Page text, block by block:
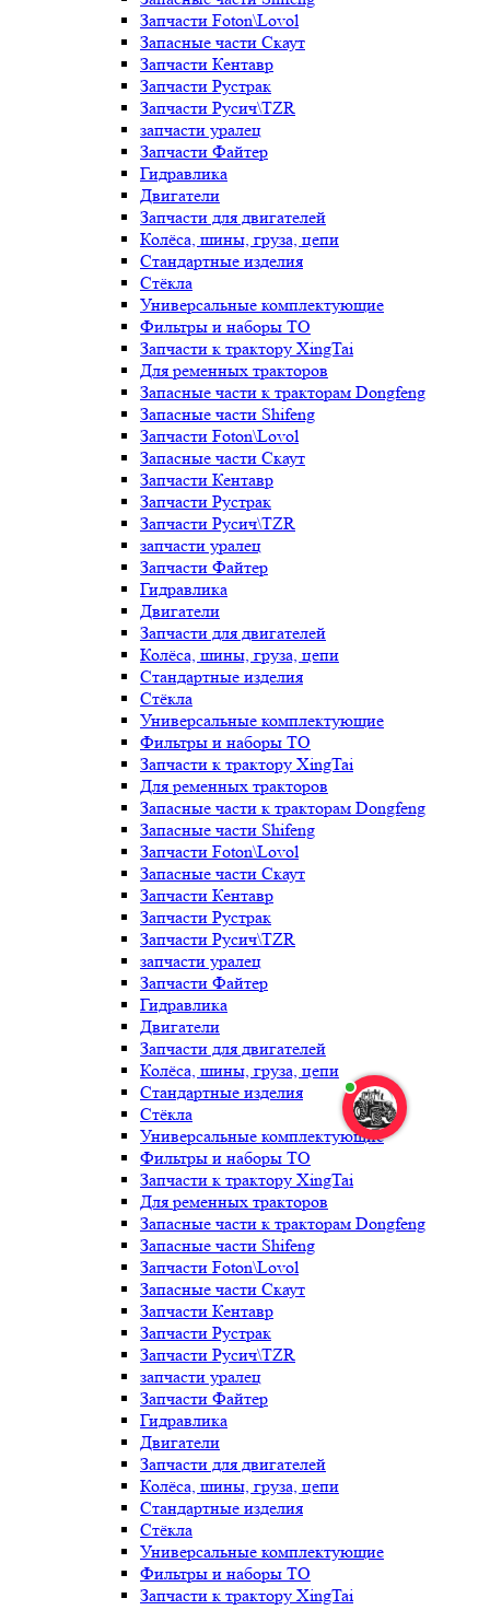
Запчасти Foton\Lovol
Запасные части Скаут
Запчасти Кентавр
Запчасти Рустрак
Запчасти Русич\TZR
запчасти уралец
Запчасти Файтер
Гидравлика
Двигатели
Запчасти для двигателей
Колёса, шины, груза, цепи
Стандартные изделия
Стёкла
Универсальные комплектующие
Фильтры и наборы ТО
Запчасти к трактору XingTai
Для ременных тракторов
Запасные части к тракторам Dongfeng
Запасные части Shifeng
Запчасти Foton\Lovol
Запасные части Скаут
Запчасти Кентавр
Запчасти Рустрак
Запчасти Русич\TZR
запчасти уралец
Запчасти Файтер
Гидравлика
Двигатели
Запчасти для двигателей
Колёса, шины, груза, цепи
Стандартные изделия
Стёкла
Универсальные комплектующие
Фильтры и наборы ТО
Запчасти к трактору XingTai
Для ременных тракторов
Запасные части к тракторам Dongfeng
Запасные части Shifeng
Запчасти Foton\Lovol
Запасные части Скаут
Запчасти Кентавр
Запчасти Рустрак
Запчасти Русич\TZR
запчасти уралец
Запчасти Файтер
Гидравлика
Двигатели
Запчасти для двигателей
Колёса, шины, груза, цепи
Стандартные изделия
Стёкла
Универсальные комплектующие
Фильтры и наборы ТО
Запчасти к трактору XingTai
Для ременных тракторов
Запасные части к тракторам Dongfeng
Запасные части Shifeng
Запчасти Foton\Lovol
Запасные части Скаут
Запчасти Кентавр
Запчасти Рустрак
Запчасти Русич\TZR
запчасти уралец
Запчасти Файтер
Гидравлика
Двигатели
Запчасти для двигателей
Колёса, шины, груза, цепи
Стандартные изделия
Стёкла
Универсальные комплектующие
Фильтры и наборы ТО
Запчасти к трактору XingTai